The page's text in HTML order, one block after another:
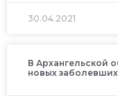
30.04.2021
В Архангельской
новых заболевших